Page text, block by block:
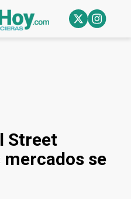
Street
se